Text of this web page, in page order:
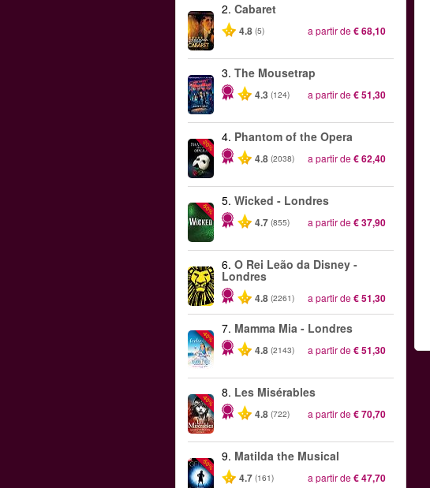
2. Cabaret
4.8 (5) a partir de€ 68,10
3. The Mousetrap
4.3 (124) a partir de€ 51,30
-20%
4. Phantom of the Opera
4.8 (2038) a partir de€ 62,40
-50%
5. Wicked - Londres
4.7 (855) a partir de€ 37,90
6. O Rei Leão da Disney -
Londres
4.8 (2261) a partir de€ 51,30
-40%
7. Mamma Mia - Londres
4.8 (2143) a partir de€ 51,30
-40%
8. Les Misérables
4.8 (722) a partir de€ 70,70
-50%
9. Matilda the Musical
4.7 (161) a partir de€ 47,70